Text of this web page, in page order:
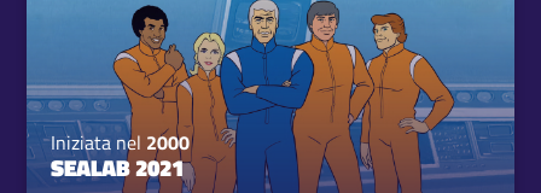
Iniziata nel 2000
SEALAB 2021